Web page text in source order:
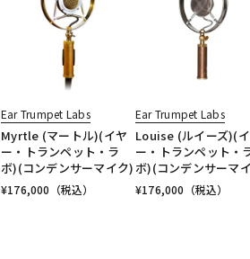
Ear Trumpet Labs
Myrtle (マートル)(イヤ
ー・トランペット・ラ
ボ)(コンデンサーマイク)
¥176,000 （税込）
Ear Trumpet Labs
Louise (ルイーズ)(
ー・トランペット・
ボ)(コンデンサーマ
¥176,000 （税込）